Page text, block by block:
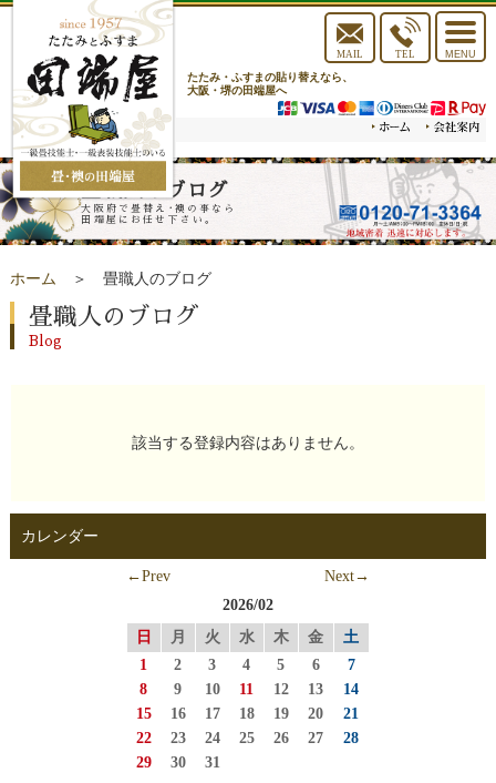
MAIL TEL
toggle
MENU
たたみ・ふすまの貼り替えなら、
大阪・堺の田端屋へ
畳職人のブログ
大阪府で畳替え･襖の事なら
田端屋にお任せ下さい。
ホーム ＞ 畳職人のブログ
畳職人のブログ
Blog
該当する登録内容はありません。
カレンダー
←Prev
Next→
2026/02
日
月 火 水 木 金
土
1
2 3 4 5 6
7
8
9 10 11 12 13
14
15
16 17 18 19 20
21
22
23 24 25 26 27
28
29
30 31